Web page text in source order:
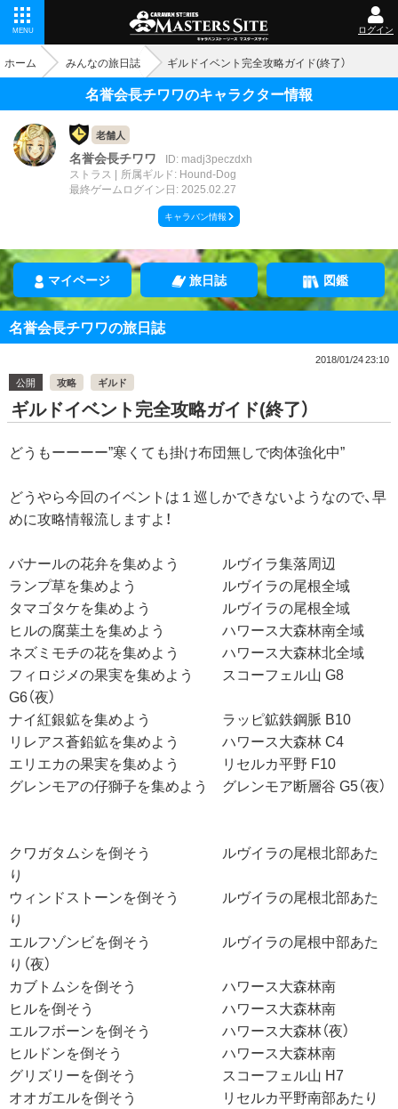
MENU ログイン
ホーム みんなの旅日誌 ギルドイベント完全攻略ガイド(終了）
名誉会長チワワのキャラクター情報
老舗人
名誉会長チワワ
ID: madj3peczdxh
ストラス
所属ギルド: Hound-Dog
最終ゲームログイン日: 2025.02.27
キャラバン情報
マイページ 旅日誌 図鑑
名誉会長チワワの旅日誌
2018/01/24 23:10
公開
攻略 ギルド
ギルドイベント完全攻略ガイド(終了）
どうもーーーー”寒くても掛け布団無しで肉体強化中”
どうやら今回のイベントは１巡しかできないようなので、早
めに攻略情報流しますよ！
バナールの花弁を集めよう ルヴイラ集落周辺
ランプ草を集めよう ルヴイラの尾根全域
タマゴタケを集めよう ルヴイラの尾根全域
ヒルの腐葉土を集めよう ハワース大森林南全域
ネズミモチの花を集めよう ハワース大森林北全域
フィロジメの果実を集めよう スコーフェル山 G8
G6（夜）
ナイ紅銀鉱を集めよう ラッピ鉱鉄鋼脈 B10
リレアス蒼鉛鉱を集めよう ハワース大森林 C4
エリエカの果実を集めよう リセルカ平野 F10
グレンモアの仔獅子を集めよう グレンモア断層谷 G5（夜）
クワガタムシを倒そう ルヴイラの尾根北部あた
り
ウィンドストーンを倒そう ルヴイラの尾根北部あた
り
エルフゾンビを倒そう ルヴイラの尾根中部あた
り（夜）
カブトムシを倒そう ハワース大森林南
ヒルを倒そう ハワース大森林南
エルフボーンを倒そう ハワース大森林（夜）
ヒルドンを倒そう ハワース大森林南
グリズリーを倒そう スコーフェル山 H7
オオガエルを倒そう リセルカ平野南部あたり